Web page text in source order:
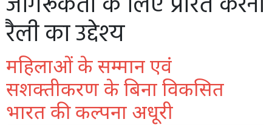
रैली का उद्देश्य
महिलाओं के सम्मान एवं
सशक्तीकरण के बिना विकसित
भारत की कल्पना अधूरी